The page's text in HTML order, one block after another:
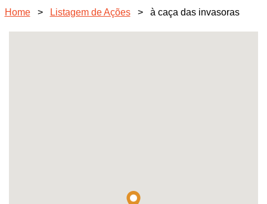
Home > Listagem de Ações > à caça das invasoras